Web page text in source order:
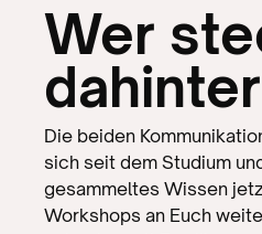
Wer
Die beiden
sich seit dem Studium
gesammeltes Wissen
Workshops an Euch